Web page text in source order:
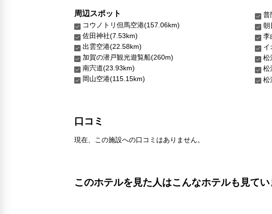
周辺スポット
コウノトリ但馬空港(157.06km)
佐田神社(7.53km)
出雲空港(22.58km)
加賀の潜戸観光遊覧船(260m)
南宍道(23.93km)
岡山空港(115.15km)
普
朝
李
イ
松
松
松
口コミ
現在、この施設への口コミはありません。
このホテルを見た人はこんなホテルも見てい